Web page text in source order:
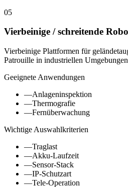
05
Vierbeinige / schreitende
Vierbeinige Plattformen für
Patrouille in industriellen
Geeignete Anwendungen
—Anlageninspektion
—Thermografie
—Fernüberwachung
Wichtige Auswahlkriterien
—Traglast
—Akku-Laufzeit
—Sensor-Stack
—IP-Schutzart
—Tele-Operation